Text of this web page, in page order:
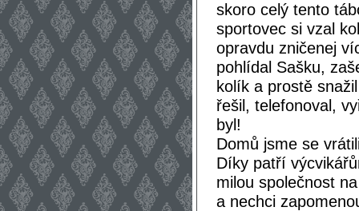
skoro celý tento
sportovec si vzal
opravdu zničenej
pohlídal Sašku,
kolík a prostě
řešil, telefonoval,
byl!
Domů jsme se
Díky patří
milou společnost
a nechci